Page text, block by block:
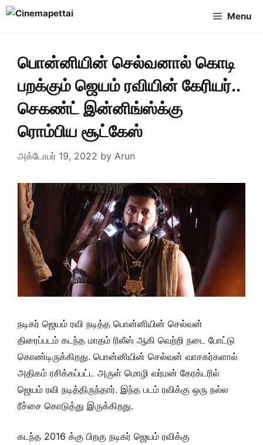
Skip
Menu
பொன்னியின் செல்வனால் கொடி
பறக்கும் ஜெயம் ரவியின் கேரியர்..
செகண்ட் இன்னிங்ஸ்க்கு
ரொம்பிய சூட்கேஸ்
அக்டோபர் 19, 2022 by Arun
நடிகர் ஜெயம் ரவி நடித்த பொன்னியின் செல்வன்
திரைப்படம் கடந்த மாதம் ரிலீஸ் ஆகி வெற்றி நடை போட்டு
கொண்டிருக்கிறது. பொன்னியின் செல்வன் வாசகர்களால்
அதிகம் ரசிக்கப்பட்ட அருள் மொழி வர்மன் கேரக்டரில்
ஜெயம் ரவி நடித்திருந்தார். இந்த படம் ரவிக்கு ஒரு நல்ல
ரீச்சை கொடுத்து இருக்கிறது.
கடந்த 2016 க்கு பிறகு நடிகர் ஜெயம் ரவிக்கு